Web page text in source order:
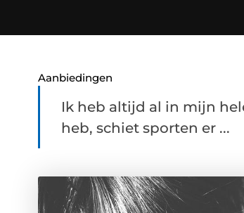
Aanbiedingen
Ik heb altijd al in mijn
heb, schiet sporten er ...